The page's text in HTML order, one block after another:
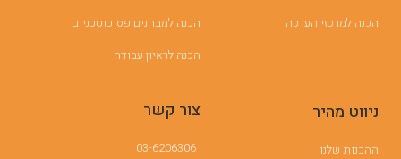
הכנה למרכזי הערכה
הכנה למבחנים פסיכוטכניים
הכנה לראיון עבודה
ניווט מהיר
ההכנות שלנו
צור קשר
03-6206306